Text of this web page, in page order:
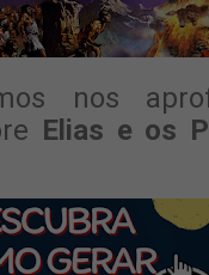
nos
Elias e os